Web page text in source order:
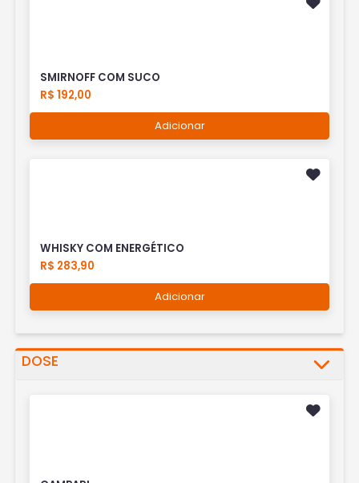
SMIRNOFF COM SUCO
R$ 192,00
Adicionar
WHISKY COM ENERGÉTICO
R$ 283,90
Adicionar
DOSE